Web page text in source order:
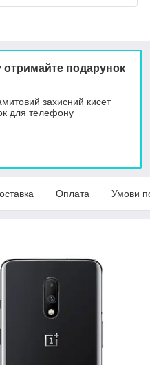
отримайте подарунок
захисний кисет
для телефону
Оплата Умови